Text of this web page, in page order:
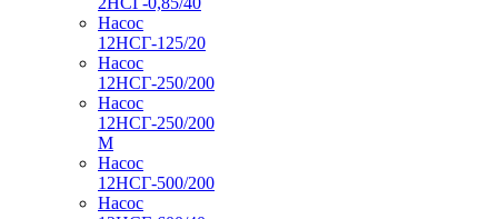
Насос
12НСГ-125/20
Насос
12НСГ-250/200
Насос
12НСГ-250/200
М
Насос
12НСГ-500/200
Насос